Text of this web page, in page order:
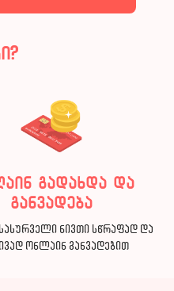
გადახდა და
განვადება
ნივთი სწრაფად და
ონლაინ განვადებით